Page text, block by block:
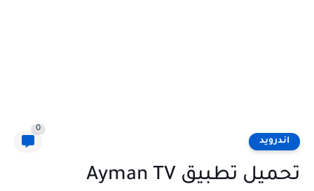
اندرويد
0
تحميل تطبيق Ayman TV